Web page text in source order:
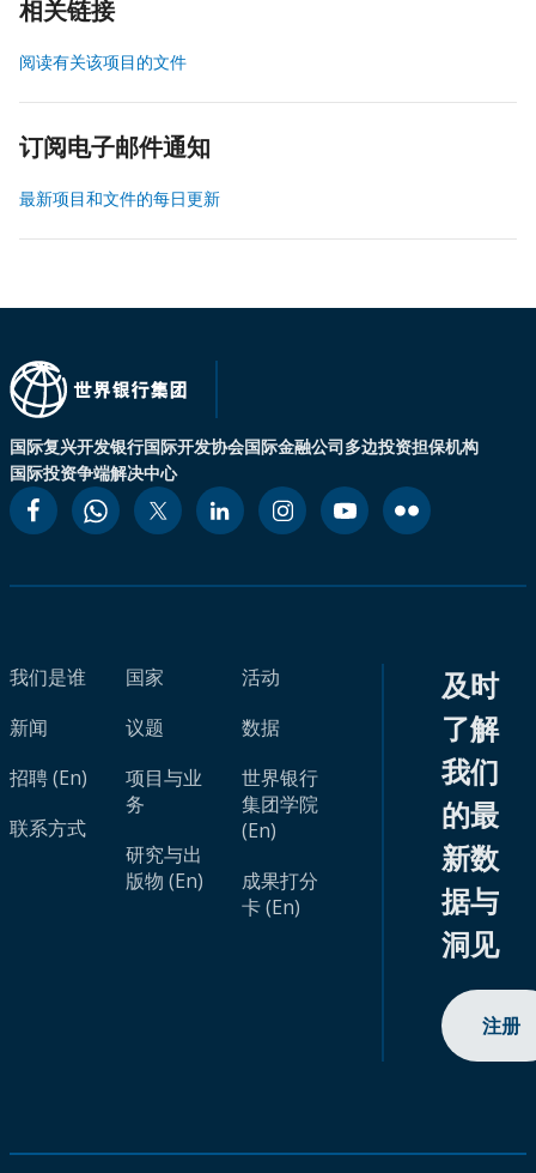
相关链接
阅读有关该项目的文件
订阅电子邮件通知
最新项目和文件的每日更新
国际复兴开发银行国际开发协会国际金融公司多边投资担保机构
国际投资争端解决中心
我们是谁
新闻
招聘 (En)
联系方式
国家
议题
项目与业
务
研究与出
版物 (En)
活动
数据
世界银行
集团学院
(En)
成果打分
卡 (En)
及时
了解
我们
的最
新数
据与
洞见
注册